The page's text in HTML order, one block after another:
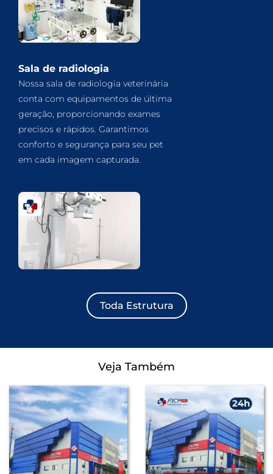
Sala de radiologia
Nossa sala de radiologia veterinária
conta com equipamentos de última
geração, proporcionando exames
precisos e rápidos. Garantimos
conforto e segurança para seu pet
em cada imagem capturada.
Toda Estrutura
Veja Também